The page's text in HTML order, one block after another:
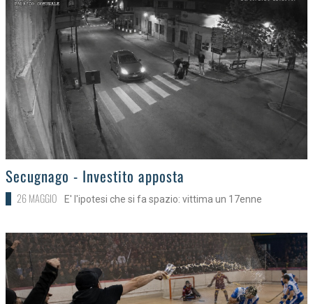
>
Secugnago - Investito apposta
26 MAGGIO E' l'ipotesi che si fa spazio: vittima un 17enne